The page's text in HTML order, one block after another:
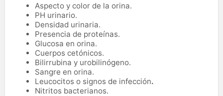
Aspecto y color de la orina.
PH urinario.
Densidad urinaria.
Presencia de proteínas.
Glucosa en orina.
Cuerpos cetónicos.
Bilirrubina y urobilinógeno.
Sangre en orina.
Leucocitos o signos de infección.
Nitritos bacterianos.